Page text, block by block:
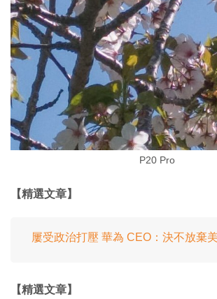
P20 Pro
【精選文章】
屢受政治打壓 華為 CEO：決不放棄
【精選文章】